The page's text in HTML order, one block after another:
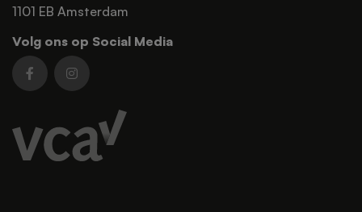
1101 EB Amsterdam
Volg ons op Social Media